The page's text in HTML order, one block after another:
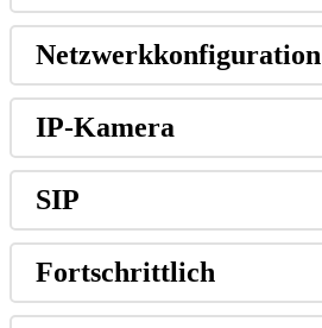
Netzwerkkonfiguration
IP-Kamera
SIP
Fortschrittlich